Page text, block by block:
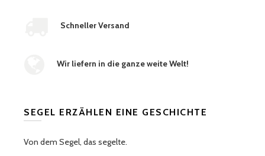
Schneller Versand
Wir liefern in die ganze weite Welt!
SEGEL ERZÄHLEN EINE GESCHICHTE
Von dem Segel, das segelte.